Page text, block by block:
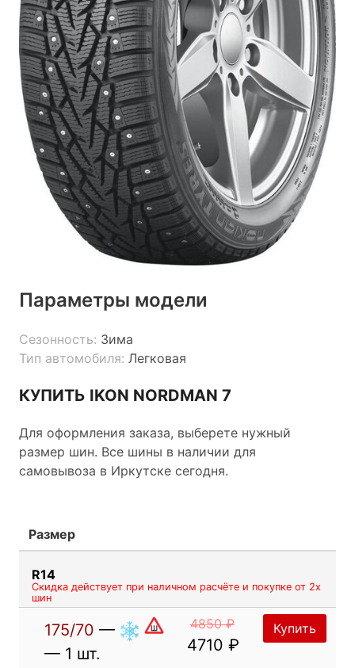
Параметры модели
Сезонность: Зима
Тип автомобиля: Легковая
КУПИТЬ IKON NORDMAN 7
Для оформления заказа, выберете нужный
размер шин. Все шины в наличии для
самовывоза в Иркутске сегодня.
Размер
R14
Скидка действует при наличном расчёте и покупке от 2х
шин
175/70 —
— 1 шт.
4850 ₽
4710 ₽
Купить